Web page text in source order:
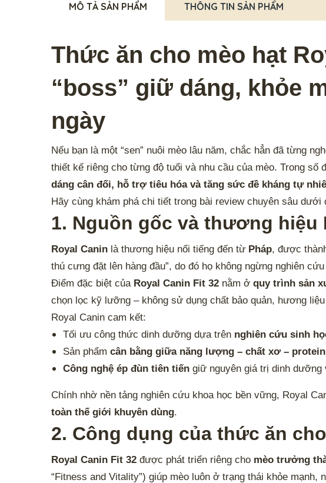
MÔ TẢ SẢN PHẨM THÔNG TIN SẢN PHẨM
Thức ăn cho mèo hạt
“boss” giữ dáng, khỏe
ngày
Nếu bạn là một “sen” nuôi mèo lâu năm, chắc hẳn đã từng
thiết kế riêng cho từng độ tuổi và nhu cầu của mèo. Trong số
dáng cân đối, hỗ trợ tiêu hóa và tăng sức đề kháng tự
Hãy cùng khám phá chi tiết trong bài review chuyên sâu dưới
1. Nguồn gốc và thương hiệu
Royal Canin là thương hiệu nổi tiếng đến từ Pháp, được
thú cưng đặt lên hàng đầu”, do đó họ không ngừng nghiên
Điểm đặc biệt của Royal Canin Fit 32 nằm ở quy trình sản
chọn lọc kỹ lưỡng – không sử dụng chất bảo quản, hương
Royal Canin cam kết:
Tối ưu công thức dinh dưỡng dựa trên nghiên cứu sinh
Sản phẩm cân bằng giữa năng lượng – chất xơ – protein
Công nghệ ép đùn tiên tiến giữ nguyên giá trị dinh
Chính nhờ nền tảng nghiên cứu khoa học bền vững, Royal
toàn thế giới khuyên dùng.
2. Công dụng của thức ăn
Royal Canin Fit 32 được phát triển riêng cho mèo trưởng
“Fitness and Vitality”) giúp mèo luôn ở trạng thái khỏe